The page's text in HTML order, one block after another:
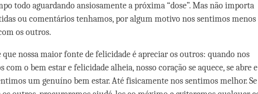
todo aguardando ansiosamente a próxima “dose”. Mas não importa
ou comentários tenhamos, por algum motivo nos sentimos menos
os outros.
que nossa maior fonte de felicidade é apreciar os outros: quando nos
com o bem estar e felicidade alheia, nosso coração se aquece, se abre
um genuíno bem estar. Até fisicamente nos sentimos melhor. Se